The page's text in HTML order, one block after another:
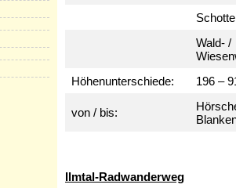
Wald- /
Höhenunterschiede:
196 –
von / bis:
Ilmtal-Radwanderweg